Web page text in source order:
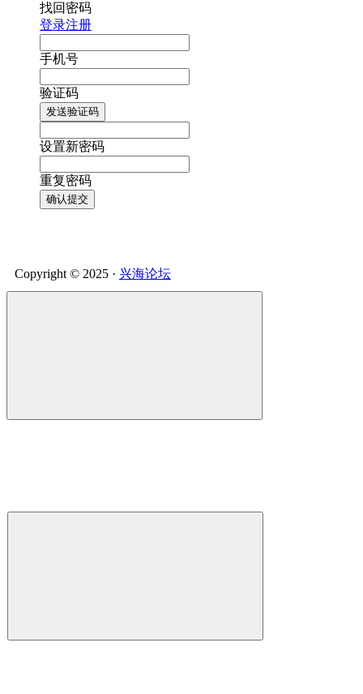
找回密码
登录注册
手机号
验证码
发送验证码
设置新密码
重复密码
确认提交
Copyright © 2025 · 兴海论坛